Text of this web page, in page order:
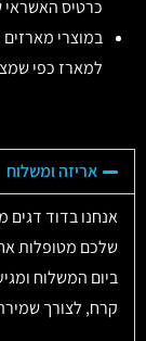
כרטיס
במוצרי
למארז כפי
אריזה ומשלוח
אנחנו בדוד דגים
שלכם מטופלות
ביום המשלוח
קרח, לצורך